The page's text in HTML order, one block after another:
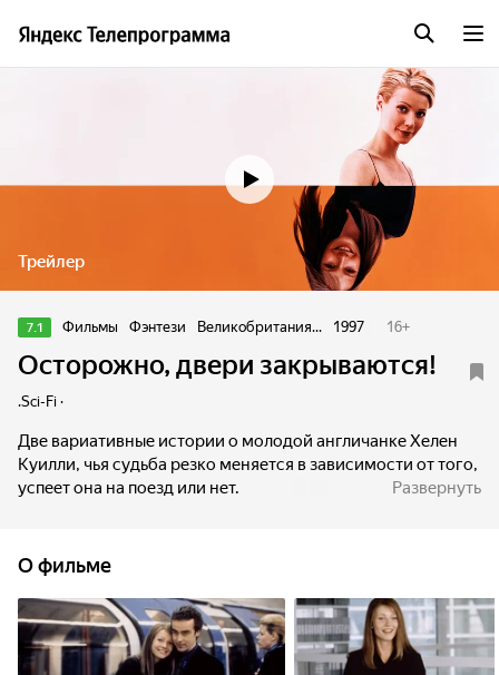
Трейлер
7.1 Фильмы Фэнтези Великобритания... 1997 16+
Осторожно, двери закрываются!
.Sci-Fi ·
Две вариативные истории о молодой англичанке Хелен
Куилли, чья судьба резко меняется в зависимости от того,
успеет она на поезд или нет.
Развернуть
О фильме